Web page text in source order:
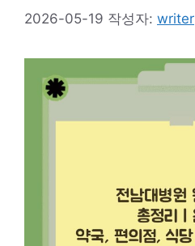
2026-05-19 작성자: writer